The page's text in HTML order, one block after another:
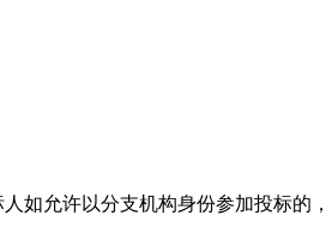
如允许以分支机构身份参加投标